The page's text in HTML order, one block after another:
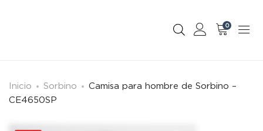
0
Inicio Sorbino
Camisa para hombre de Sorbino –
CE4650SP